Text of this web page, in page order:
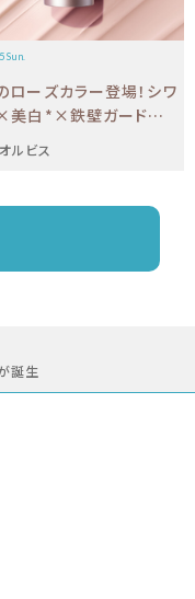
Sun.
ローズカラー登場！シワ
白*×鉄壁ガードの1
ミ・ソバカスを防ぐ
オルビス
誕生